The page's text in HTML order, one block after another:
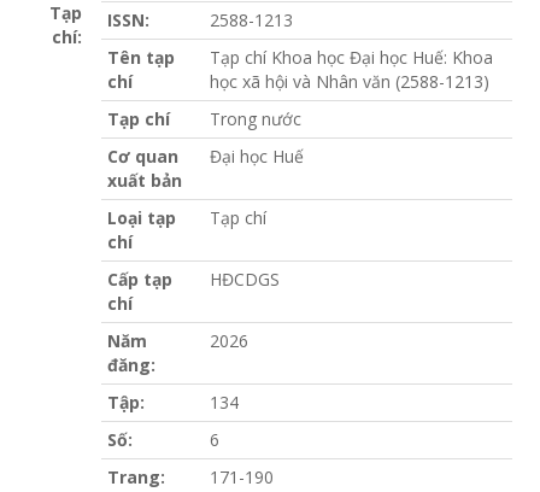
Tạp
chí:
ISSN:
2588-1213
Tên tạp
chí
Tạp chí Khoa học Đại học Huế: Khoa
học xã hội và Nhân văn (2588-1213)
Tạp chí
Trong nước
Cơ quan
xuất bản
Đại học Huế
Loại tạp
chí
Tạp chí
Cấp tạp
chí
HĐCDGS
Năm
đăng:
2026
Tập:
134
Số:
6
Trang:
171-190